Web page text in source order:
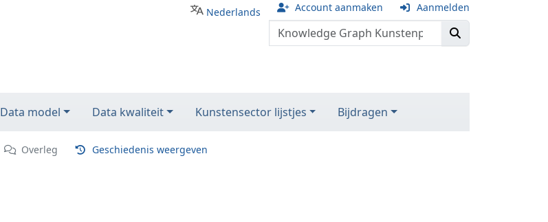
Nederlands Account aanmaken Aanmelden
Data model Data kwaliteit Kunstensector lijstjes Bijdragen
Overleg Geschiedenis weergeven